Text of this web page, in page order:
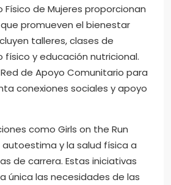
de Mujeres proporcionan
promueven el bienestar
talleres, clases de
y educación nutricional.
de Apoyo Comunitario para
conexiones sociales y apoyo
como Girls on the Run
y la salud física a
de carrera. Estas iniciativas
única las necesidades de las